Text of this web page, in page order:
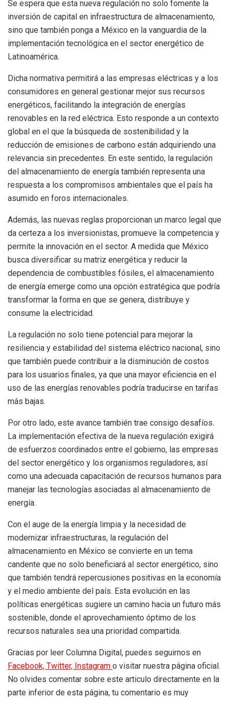
Se espera que esta nueva regulación no solo fomente la
inversión de capital en infraestructura de almacenamiento,
sino que también ponga a México en la vanguardia de la
implementación tecnológica en el sector energético de
Latinoamérica.
Dicha normativa permitirá a las empresas eléctricas y a los
consumidores en general gestionar mejor sus recursos
energéticos, facilitando la integración de energías
renovables en la red eléctrica. Esto responde a un contexto
global en el que la búsqueda de sostenibilidad y la
reducción de emisiones de carbono están adquiriendo una
relevancia sin precedentes. En este sentido, la regulación
del almacenamiento de energía también representa una
respuesta a los compromisos ambientales que el país ha
asumido en foros internacionales.
Además, las nuevas reglas proporcionan un marco legal que
da certeza a los inversionistas, promueve la competencia y
permite la innovación en el sector. A medida que México
busca diversificar su matriz energética y reducir la
dependencia de combustibles fósiles, el almacenamiento
de energía emerge como una opción estratégica que podría
transformar la forma en que se genera, distribuye y
consume la electricidad.
La regulación no solo tiene potencial para mejorar la
resiliencia y estabilidad del sistema eléctrico nacional, sino
que también puede contribuir a la disminución de costos
para los usuarios finales, ya que una mayor eficiencia en el
uso de las energías renovables podría traducirse en tarifas
más bajas.
Por otro lado, este avance también trae consigo desafíos.
La implementación efectiva de la nueva regulación exigirá
de esfuerzos coordinados entre el gobierno, las empresas
del sector energético y los organismos reguladores, así
como una adecuada capacitación de recursos humanos para
manejar las tecnologías asociadas al almacenamiento de
energía.
Con el auge de la energía limpia y la necesidad de
modernizar infraestructuras, la regulación del
almacenamiento en México se convierte en un tema
candente que no solo beneficiará al sector energético, sino
que también tendrá repercusiones positivas en la economía
y el medio ambiente del país. Esta evolución en las
políticas energéticas sugiere un camino hacia un futuro más
sostenible, donde el aprovechamiento óptimo de los
recursos naturales sea una prioridad compartida.
Gracias por leer Columna Digital, puedes seguirnos en
Facebook, Twitter, Instagram o visitar nuestra página oficial.
No olvides comentar sobre este articulo directamente en la
parte inferior de esta página, tu comentario es muy